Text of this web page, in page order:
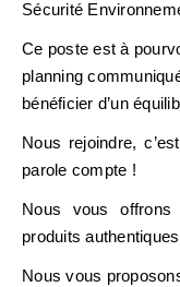
Sécurité
Ce poste est à
planning
bénéficier d’un
Nous rejoindre,
parole compte !
Nous vous
produits
Nous vous